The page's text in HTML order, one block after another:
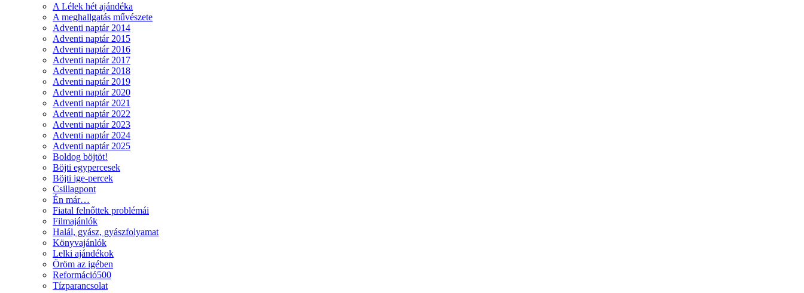
A Lélek hét ajándéka
A meghallgatás művészete
Adventi naptár 2014
Adventi naptár 2015
Adventi naptár 2016
Adventi naptár 2017
Adventi naptár 2018
Adventi naptár 2019
Adventi naptár 2020
Adventi naptár 2021
Adventi naptár 2022
Adventi naptár 2023
Adventi naptár 2024
Adventi naptár 2025
Boldog böjtöt!
Böjti egypercesek
Böjti ige-percek
Csillagpont
Én már…
Fiatal felnőttek problémái
Filmajánlók
Halál, gyász, gyászfolyamat
Könyvajánlók
Lelki ajándékok
Öröm az igében
Reformáció500
Tízparancsolat